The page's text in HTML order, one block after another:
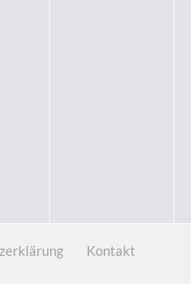
Kontakt